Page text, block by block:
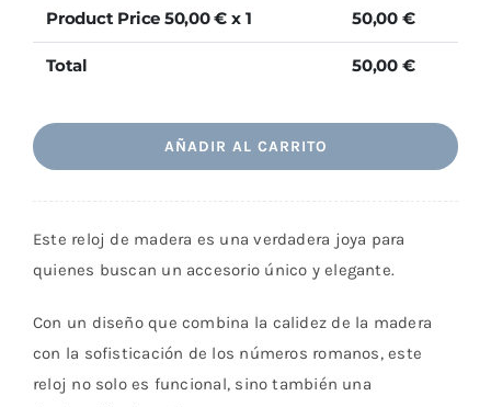
Product Price 50,00€ x 1 50,00€
Total 50,00€
AÑADIR AL CARRITO
Este reloj de madera es una verdadera joya para
quienes buscan un accesorio único y elegante.
Con un diseño que combina la calidez de la madera
con la sofisticación de los números romanos, este
reloj no solo es funcional, sino también una